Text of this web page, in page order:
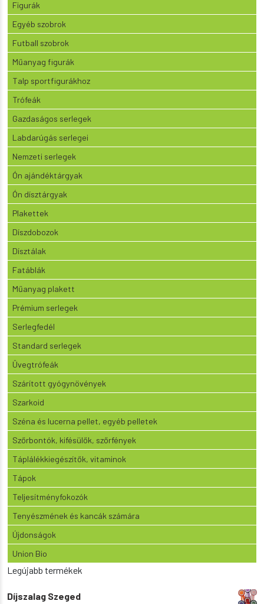
Figurák
Egyéb szobrok
Futball szobrok
Műanyag figurák
Talp sportfigurákhoz
Trófeák
Gazdaságos serlegek
Labdarúgás serlegei
Nemzeti serlegek
Ón ajándéktárgyak
Ón dísztárgyak
Plakettek
Díszdobozok
Dísztálak
Fatáblák
Műanyag plakett
Prémium serlegek
Serlegfedél
Standard serlegek
Üvegtrófeák
Szárított gyógynövények
Szarkoid
Széna és lucerna pellet, egyéb pelletek
Szőrbontók, kifésülők, szőrfények
Táplálékkiegészítők, vitaminok
Tápok
Teljesítményfokozók
Tenyészmének és kancák számára
Újdonságok
Union Bio
Legújabb termékek
Díjszalag Szeged